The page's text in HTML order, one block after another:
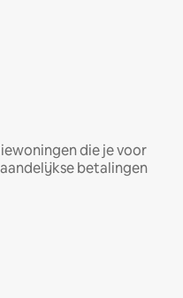
die je voor
betalingen